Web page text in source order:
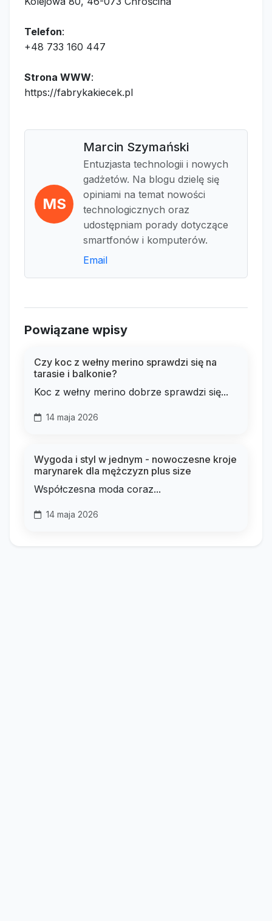
Telefon:
+48 733 160 447
Strona WWW:
https://fabrykakiecek.pl
MS
Marcin Szymański
Entuzjasta technologii i nowych
gadżetów. Na blogu dzielę się
opiniami na temat nowości
technologicznych oraz
udostępniam porady dotyczące
smartfonów i komputerów.
Email
Powiązane wpisy
Czy koc z wełny merino sprawdzi się na
tarasie i balkonie?
Koc z wełny merino dobrze sprawdzi się...
14 maja 2026
Wygoda i styl w jednym - nowoczesne kroje
marynarek dla mężczyzn plus size
Współczesna moda coraz...
14 maja 2026